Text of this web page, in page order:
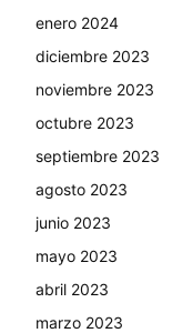
enero 2024
diciembre 2023
noviembre 2023
octubre 2023
septiembre 2023
agosto 2023
junio 2023
mayo 2023
abril 2023
marzo 2023